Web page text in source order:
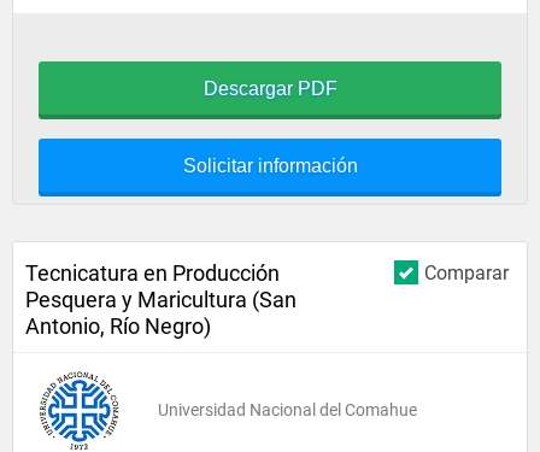
Descargar PDF
Solicitar información
Comparar
Tecnicatura en Producción
Pesquera y Maricultura (San
Antonio, Río Negro)
Universidad Nacional del Comahue